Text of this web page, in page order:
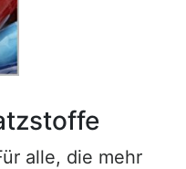
alle, die mehr